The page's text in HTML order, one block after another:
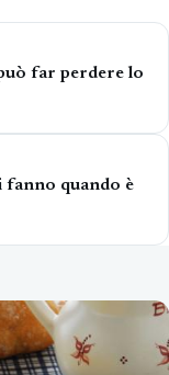
far perdere lo
fanno quando è